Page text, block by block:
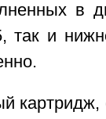
в
так и
картридж,